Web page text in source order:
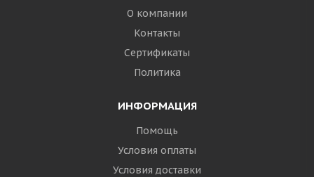
О компании
Контакты
Сертификаты
Политика
ИНФОРМАЦИЯ
Помощь
Условия оплаты
Условия доставки